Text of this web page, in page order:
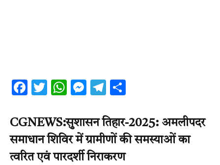
Facebook
Twitter
WhatsApp
Messenger
Telegram
CGNEWS:सुशासन तिहार-2025: अमलीपदर
समाधान शिविर में ग्रामीणों की समस्याओं का
त्वरित एवं पारदर्शी निराकरण